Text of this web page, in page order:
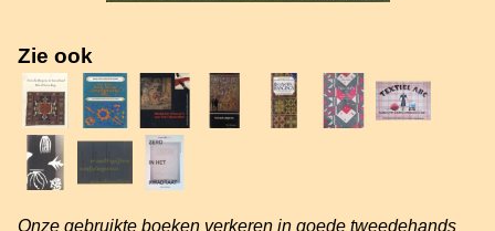
Zie ook
Onze gebruikte boeken verkeren in goede tweedehands